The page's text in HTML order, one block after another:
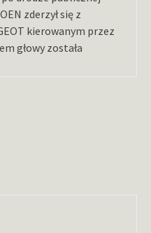
zderzył się z
kierowanym przez
głowy została